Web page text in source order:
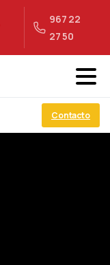
967 22
27 50
Contacto